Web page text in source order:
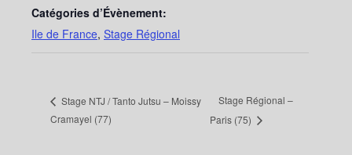
Catégories d’Évènement:
Ile de France, Stage Régional
Stage NTJ / Tanto Jutsu – Moissy
Cramayel (77)
Stage Régional –
Paris (75)